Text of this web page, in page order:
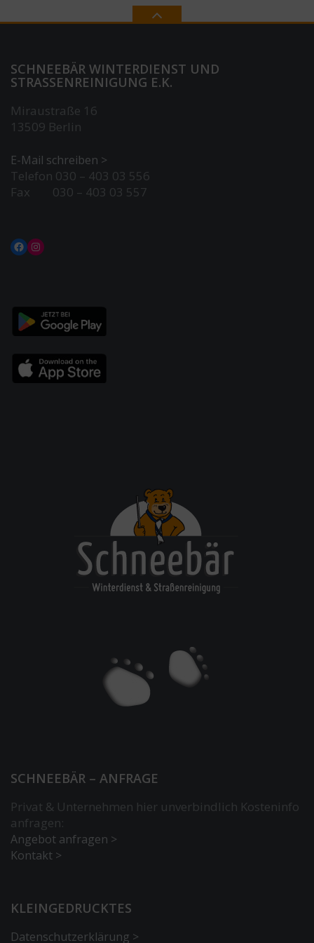
SCHNEEBÄR WINTERDIENST UND
STRASSENREINIGUNG E.K.
Miraustraße 16
13509 Berlin
E-Mail schreiben >
Telefon 030 – 403 03 556
Fax 030 – 403 03 557
Facebook
Instagram
SCHNEEBÄR – ANFRAGE
Privat & Unternehmen hier unverbindlich Kosteninfo
anfragen:
Angebot anfragen >
Kontakt >
KLEINGEDRUCKTES
Datenschutzerklärung >